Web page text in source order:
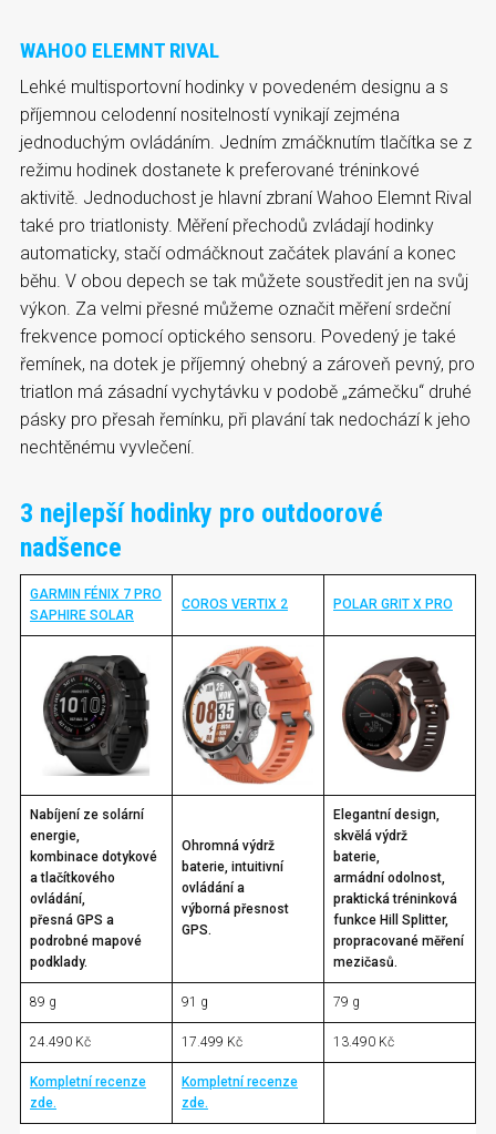
WAHOO ELEMNT RIVAL
Lehké multisportovní hodinky v povedeném designu a s
příjemnou celodenní nositelností vynikají zejména
jednoduchým ovládáním. Jedním zmáčknutím tlačítka se z
režimu hodinek dostanete k preferované tréninkové
aktivitě. Jednoduchost je hlavní zbraní Wahoo Elemnt Rival
také pro triatlonisty. Měření přechodů zvládají hodinky
automaticky, stačí odmáčknout začátek plavání a konec
běhu. V obou depech se tak můžete soustředit jen na svůj
výkon. Za velmi přesné můžeme označit měření srdeční
frekvence pomocí optického sensoru. Povedený je také
řemínek, na dotek je příjemný ohebný a zároveň pevný, pro
triatlon má zásadní vychytávku v podobě „zámečku“ druhé
pásky pro přesah řemínku, při plavání tak nedochází k jeho
nechtěnému vyvlečení.
3 nejlepší hodinky pro outdoorové
nadšence
GARMIN FÉNIX 7 PRO
SAPHIRE SOLAR
COROS VERTIX 2 POLAR GRIT X PRO
Nabíjení ze solární
energie,
kombinace dotykové
a tlačítkového
ovládání,
přesná GPS a
podrobné mapové
podklady.
Ohromná výdrž
baterie, intuitivní
ovládání a
výborná přesnost
GPS.
Elegantní design,
skvělá výdrž
baterie,
armádní odolnost,
praktická tréninková
funkce Hill Splitter,
propracované měření
mezičasů.
89 g 91 g 79 g
24.490 Kč 17.499 Kč 13.490 Kč
Kompletní recenze
zde.
Kompletní recenze
zde.